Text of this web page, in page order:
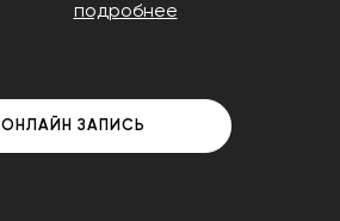
подробнее
ОНЛАЙН ЗАПИСЬ